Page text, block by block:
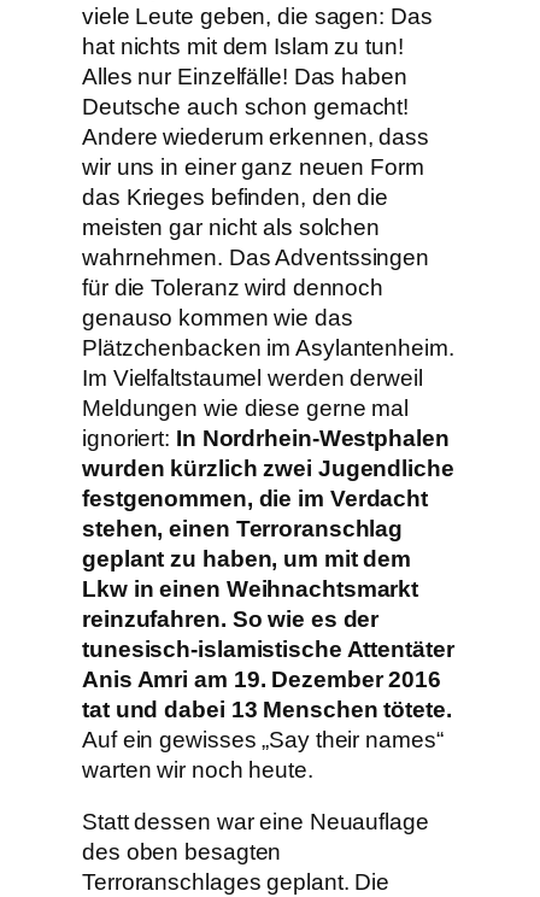
viele Leute geben, die sagen: Das
hat nichts mit dem Islam zu tun!
Alles nur Einzelfälle! Das haben
Deutsche auch schon gemacht!
Andere wiederum erkennen, dass
wir uns in einer ganz neuen Form
das Krieges befinden, den die
meisten gar nicht als solchen
wahrnehmen. Das Adventssingen
für die Toleranz wird dennoch
genauso kommen wie das
Plätzchenbacken im Asylantenheim.
Im Vielfaltstaumel werden derweil
Meldungen wie diese gerne mal
ignoriert: In Nordrhein-Westphalen
wurden kürzlich zwei Jugendliche
festgenommen, die im Verdacht
stehen, einen Terroranschlag
geplant zu haben, um mit dem
Lkw in einen Weihnachtsmarkt
reinzufahren. So wie es der
tunesisch-islamistische Attentäter
Anis Amri am 19. Dezember 2016
tat und dabei 13 Menschen tötete.
Auf ein gewisses „Say their names“
warten wir noch heute.
Statt dessen war eine Neuauflage
des oben besagten
Terroranschlages geplant. Die